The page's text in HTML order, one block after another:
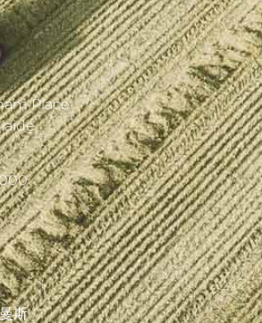
Place
斯